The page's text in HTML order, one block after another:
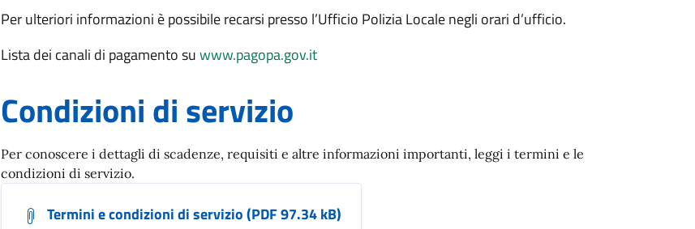
Per ulteriori informazioni è possibile recarsi presso l’Ufficio Polizia Locale negli orari d’ufficio.
Lista dei canali di pagamento suwww.pagopa.gov.it
Condizioni di servizio
Per conoscere i dettagli di scadenze, requisiti e altre informazioni importanti, leggi i termini e le
condizioni di servizio.
Termini e condizioni di servizio (PDF 97.34 kB)